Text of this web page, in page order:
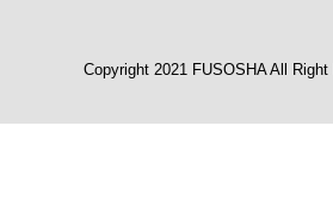
Copyright 2021 FUSOSHA All Right